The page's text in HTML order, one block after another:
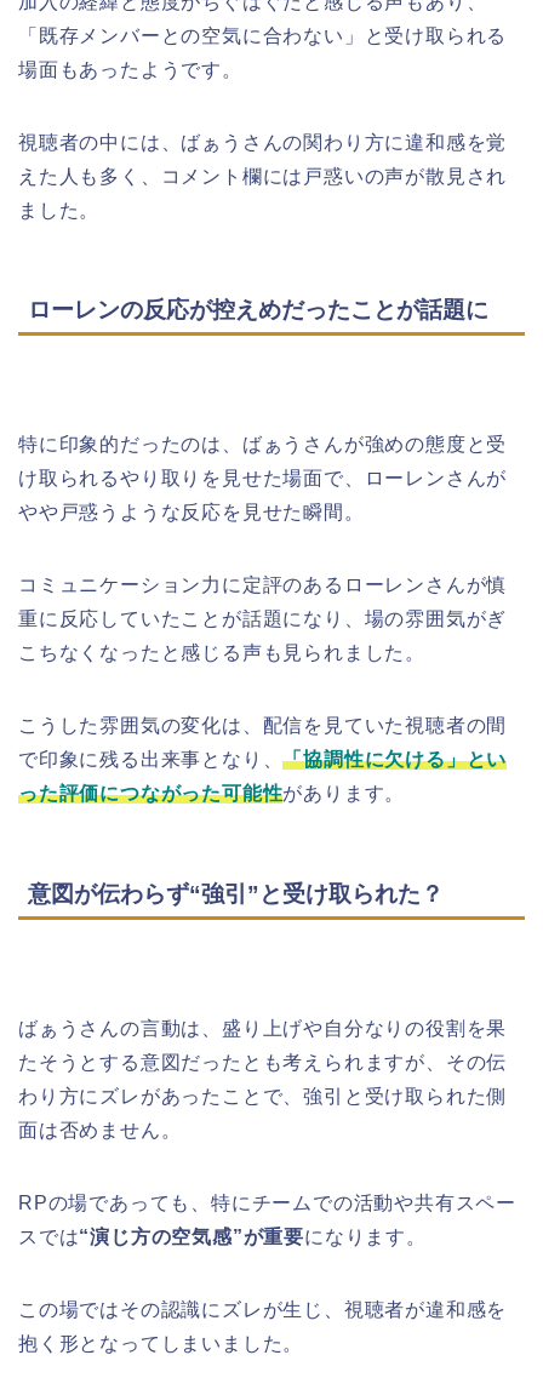
「既存メンバーとの空気に合わない」と受け取られる
場面もあったようです。
視聴者の中には、ばぁうさんの関わり方に違和感を覚
えた人も多く、コメント欄には戸惑いの声が散見され
ました。
ローレンの反応が控えめだったことが話題に
特に印象的だったのは、ばぁうさんが強めの態度と受
け取られるやり取りを見せた場面で、ローレンさんが
やや戸惑うような反応を見せた瞬間。
コミュニケーション力に定評のあるローレンさんが慎
重に反応していたことが話題になり、場の雰囲気がぎ
こちなくなったと感じる声も見られました。
こうした雰囲気の変化は、配信を見ていた視聴者の間
で印象に残る出来事となり、「協調性に欠ける」とい
った評価につながった可能性があります。
意図が伝わらず“強引”と受け取られた？
ばぁうさんの言動は、盛り上げや自分なりの役割を果
たそうとする意図だったとも考えられますが、その伝
わり方にズレがあったことで、強引と受け取られた側
面は否めません。
RPの場であっても、特にチームでの活動や共有スペー
スでは“演じ方の空気感”が重要になります。
この場ではその認識にズレが生じ、視聴者が違和感を
抱く形となってしまいました。